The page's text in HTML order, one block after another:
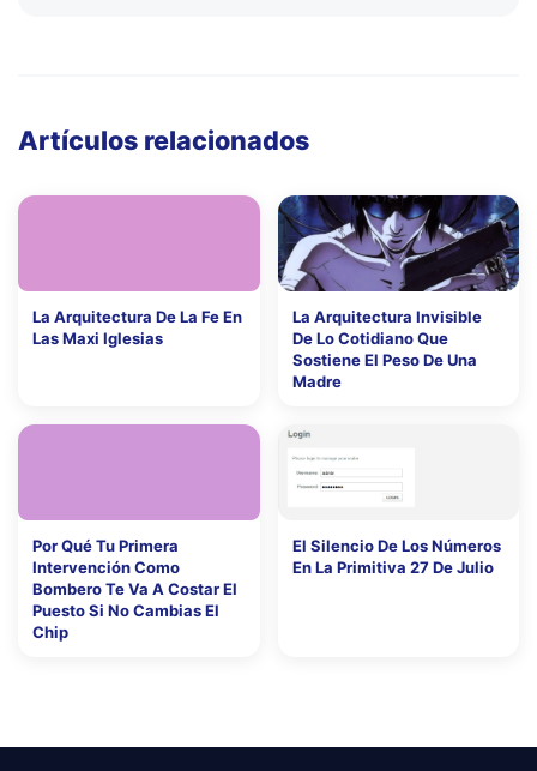
Artículos relacionados
La Arquitectura De La Fe En
Las Maxi Iglesias
La Arquitectura Invisible
De Lo Cotidiano Que
Sostiene El Peso De Una
Madre
Por Qué Tu Primera
Intervención Como
Bombero Te Va A Costar El
Puesto Si No Cambias El
Chip
El Silencio De Los Números
En La Primitiva 27 De Julio